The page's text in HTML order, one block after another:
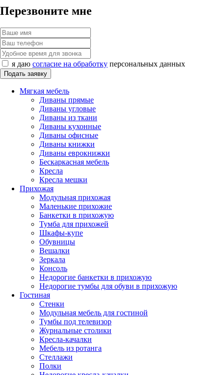
Перезвоните мне
я даю согласие на обработку персональных данных
Мягкая мебель
Диваны прямые
Диваны угловые
Диваны из ткани
Диваны кухонные
Диваны офисные
Диваны книжки
Диваны еврокнижки
Бескаркасная мебель
Кресла
Кресла мешки
Прихожая
Модульная прихожая
Маленькие прихожие
Банкетки в прихожую
Тумба для прихожей
Шкафы-купе
Обувницы
Вешалки
Зеркала
Консоль
Недорогие банкетки в прихожую
Недорогие тумбы для обуви в прихожую
Гостиная
Стенки
Модульная мебель для гостиной
Тумбы под телевизор
Журнальные столики
Кресла-качалки
Мебель из ротанга
Стеллажи
Полки